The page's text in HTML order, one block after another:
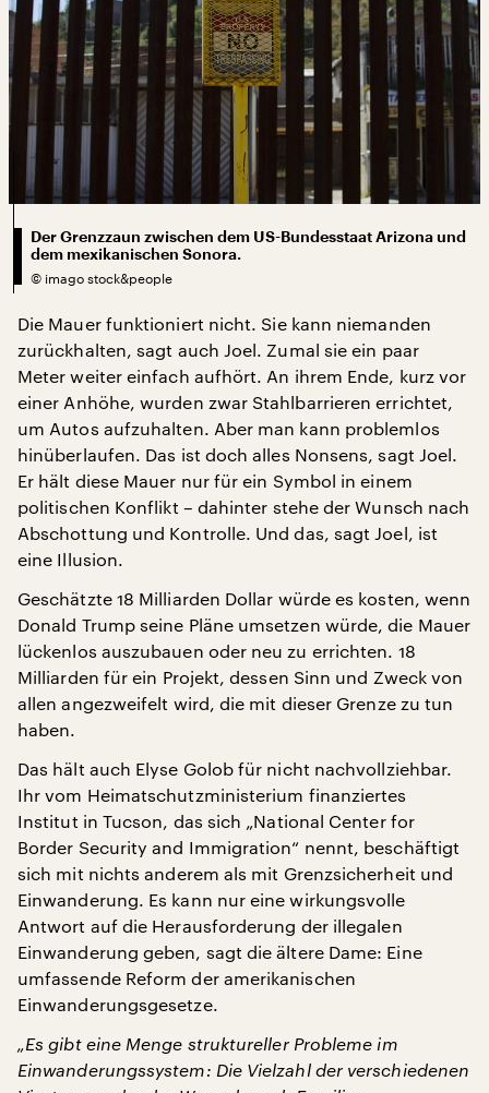
Der Grenzzaun zwischen dem US-Bundesstaat Arizona und
dem mexikanischen Sonora.
© imago stock&people
Die Mauer funktioniert nicht. Sie kann niemanden
zurückhalten, sagt auch Joel. Zumal sie ein paar
Meter weiter einfach aufhört. An ihrem Ende, kurz vor
einer Anhöhe, wurden zwar Stahlbarrieren errichtet,
um Autos aufzuhalten. Aber man kann problemlos
hinüberlaufen. Das ist doch alles Nonsens, sagt Joel.
Er hält diese Mauer nur für ein Symbol in einem
politischen Konflikt – dahinter stehe der Wunsch nach
Abschottung und Kontrolle. Und das, sagt Joel, ist
eine Illusion.
Geschätzte 18 Milliarden Dollar würde es kosten, wenn
Donald Trump seine Pläne umsetzen würde, die Mauer
lückenlos auszubauen oder neu zu errichten. 18
Milliarden für ein Projekt, dessen Sinn und Zweck von
allen angezweifelt wird, die mit dieser Grenze zu tun
haben.
Das hält auch Elyse Golob für nicht nachvollziehbar.
Ihr vom Heimatschutzministerium finanziertes
Institut in Tucson, das sich „National Center for
Border Security and Immigration“ nennt, beschäftigt
sich mit nichts anderem als mit Grenzsicherheit und
Einwanderung. Es kann nur eine wirkungsvolle
Antwort auf die Herausforderung der illegalen
Einwanderung geben, sagt die ältere Dame: Eine
umfassende Reform der amerikanischen
Einwanderungsgesetze.
„Es gibt eine Menge struktureller Probleme im
Einwanderungssystem: Die Vielzahl der verschiedenen